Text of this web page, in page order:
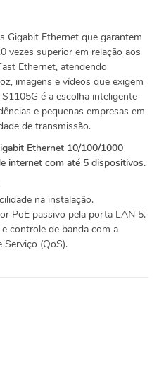
Gigabit Ethernet que garantem
vezes superior em relação aos
Ethernet, atendendo
imagens e vídeos que exigem
é a escolha inteligente
e pequenas empresas em
de transmissão.
Ethernet 10/100/1000
internet com até 5 dispositivos.
na instalação.
PoE passivo pela porta LAN 5.
controle de banda com a
Serviço (QoS).